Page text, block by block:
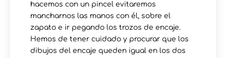
hacemos con un pincel evitaremos
mancharnos las manos con él, sobre el
zapato e ir pegando los trozos de encaje.
Hemos de tener cuidado y procurar que los
dibujos del encaje queden igual en los dos